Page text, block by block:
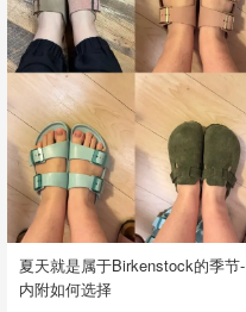
夏天就是属于Birkenstock的季节-
内附如何选择